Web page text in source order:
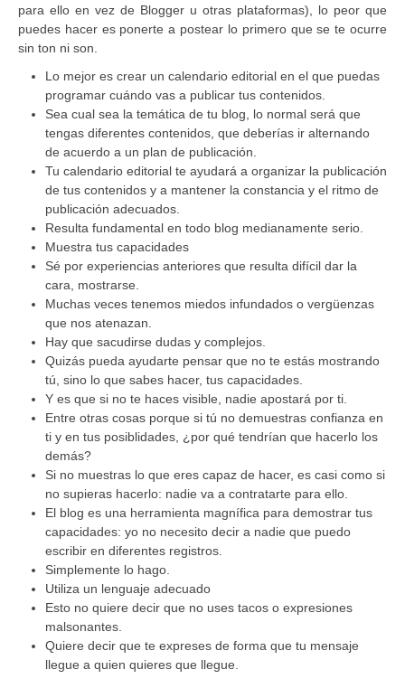
para ello en vez de Blogger u otras plataformas), lo peor que
puedes hacer es ponerte a postear lo primero que se te ocurre
sin ton ni son.
Lo mejor es crear un calendario editorial en el que puedas
programar cuándo vas a publicar tus contenidos.
Sea cual sea la temática de tu blog, lo normal será que
tengas diferentes contenidos, que deberías ir alternando
de acuerdo a un plan de publicación.
Tu calendario editorial te ayudará a organizar la publicación
de tus contenidos y a mantener la constancia y el ritmo de
publicación adecuados.
Resulta fundamental en todo blog medianamente serio.
Muestra tus capacidades
Sé por experiencias anteriores que resulta difícil dar la
cara, mostrarse.
Muchas veces tenemos miedos infundados o vergüenzas
que nos atenazan.
Hay que sacudirse dudas y complejos.
Quizás pueda ayudarte pensar que no te estás mostrando
tú, sino lo que sabes hacer, tus capacidades.
Y es que si no te haces visible, nadie apostará por ti.
Entre otras cosas porque si tú no demuestras confianza en
ti y en tus posiblidades, ¿por qué tendrían que hacerlo los
demás?
Si no muestras lo que eres capaz de hacer, es casi como si
no supieras hacerlo: nadie va a contratarte para ello.
El blog es una herramienta magnífica para demostrar tus
capacidades: yo no necesito decir a nadie que puedo
escribir en diferentes registros.
Simplemente lo hago.
Utiliza un lenguaje adecuado
Esto no quiere decir que no uses tacos o expresiones
malsonantes.
Quiere decir que te expreses de forma que tu mensaje
llegue a quien quieres que llegue.